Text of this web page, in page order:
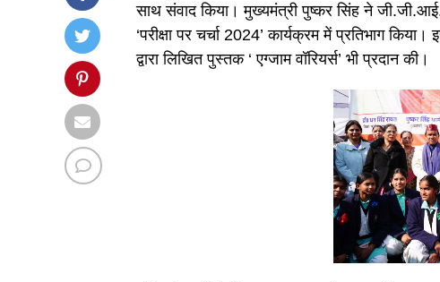
साथ संवाद किया। मुख्यमंत्री पुष्कर सिंह ने
‘परीक्षा पर चर्चा 2024’ कार्यक्रम में प्रतिभाग
द्वारा लिखित पुस्तक ‘ एग्जाम वॉरियर्स’ भी प्रदान की।